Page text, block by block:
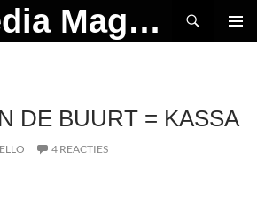
MAD Media Magazine
DE BUURT = KASSA
4 REACTIES